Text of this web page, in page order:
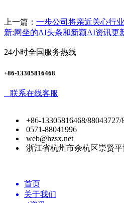
上一篇： 一步公司将亲近关心行
新:网坐的AI头条和新颖AI资讯更
24小时全国服务热线
+86-13305816468
联系在线客服
+86-13305816468/88043727/
0571-88041996
web@hzsx.net
浙江省杭州市余杭区崇贤
首页
关于我们